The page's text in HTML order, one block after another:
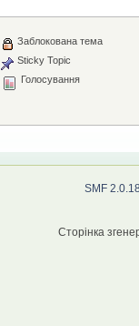
Заблокована тема
Sticky Topic
Голосування
SMF
Сторінка